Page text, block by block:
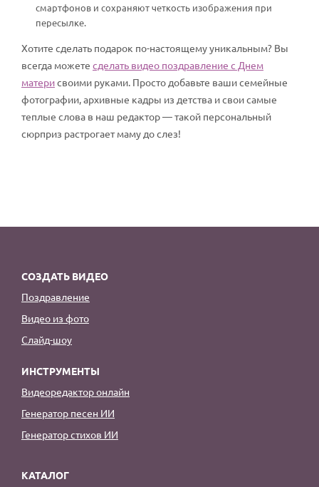
смартфонов и сохраняют четкость изображения при
пересылке.
Хотите сделать подарок по-настоящему уникальным? Вы
всегда можете сделать видео поздравление с Днем
материсвоими руками. Просто добавьте ваши семейные
фотографии, архивные кадры из детства и свои самые
теплые слова в наш редактор — такой персональный
сюрприз растрогает маму до слез!
СОЗДАТЬ ВИДЕО
Поздравление
Видео из фото
Слайд-шоу
ИНСТРУМЕНТЫ
Видеоредактор онлайн
Генератор песен ИИ
Генератор стихов ИИ
КАТАЛОГ